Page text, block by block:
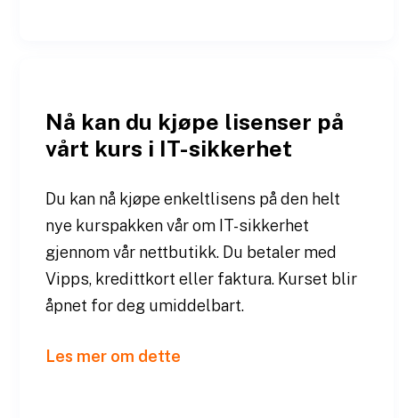
Nå kan du kjøpe lisenser på
vårt kurs i IT-sikkerhet
Du kan nå kjøpe enkeltlisens på den helt
nye kurspakken vår om IT-sikkerhet
gjennom vår nettbutikk. Du betaler med
Vipps, kredittkort eller faktura. Kurset blir
åpnet for deg umiddelbart.
Les mer om dette